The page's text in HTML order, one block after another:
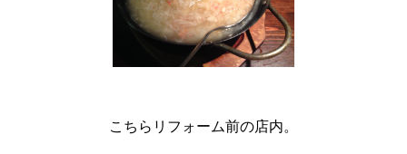
こちらリフォーム前の店内。